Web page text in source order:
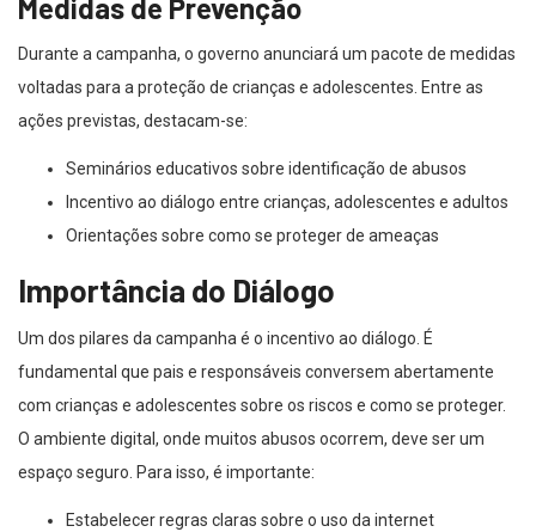
Medidas de Prevenção
Durante a campanha, o governo anunciará um pacote de medidas
voltadas para a proteção de crianças e adolescentes. Entre as
ações previstas, destacam-se:
Seminários educativos sobre identificação de abusos
Incentivo ao diálogo entre crianças, adolescentes e adultos
Orientações sobre como se proteger de ameaças
Importância do Diálogo
Um dos pilares da campanha é o incentivo ao diálogo. É
fundamental que pais e responsáveis conversem abertamente
com crianças e adolescentes sobre os riscos e como se proteger.
O ambiente digital, onde muitos abusos ocorrem, deve ser um
espaço seguro. Para isso, é importante:
Estabelecer regras claras sobre o uso da internet